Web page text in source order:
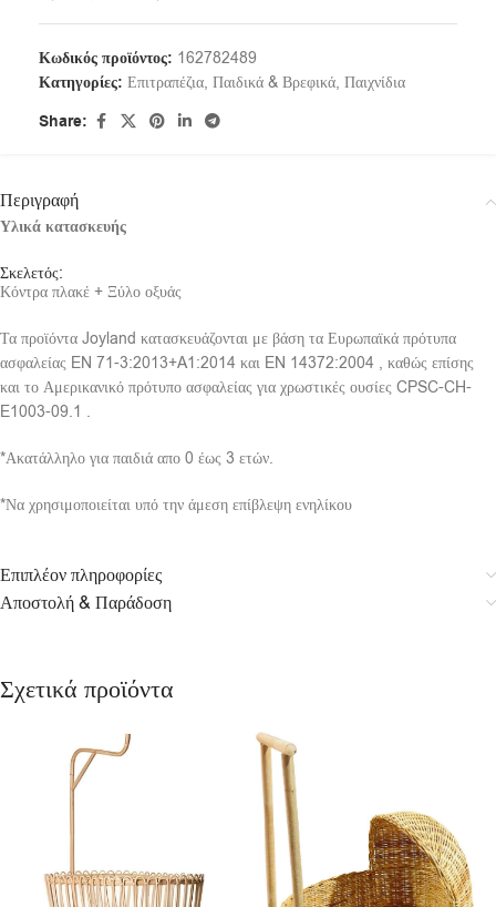
Κωδικός προϊόντος: 162782489
Κατηγορίες: Επιτραπέζια, Παιδικά & Βρεφικά, Παιχνίδια
Share:
Περιγραφή
Υλικά κατασκευής
Σκελετός:
Κόντρα πλακέ + Ξύλο οξυάς
Τα προϊόντα Joyland κατασκευάζονται με βάση τα Ευρωπαϊκά πρότυπα
ασφαλείας EN 71-3:2013+A1:2014 και EN 14372:2004 , καθώς επίσης
και το Αμερικανικό πρότυπο ασφαλείας για χρωστικές ουσίες CPSC-CH-
E1003-09.1 .
*Ακατάλληλο για παιδιά απο 0 έως 3 ετών.
*Να χρησιμοποιείται υπό την άμεση επίβλεψη ενηλίκου
Επιπλέον πληροφορίες
Αποστολή & Παράδοση
Σχετικά προϊόντα